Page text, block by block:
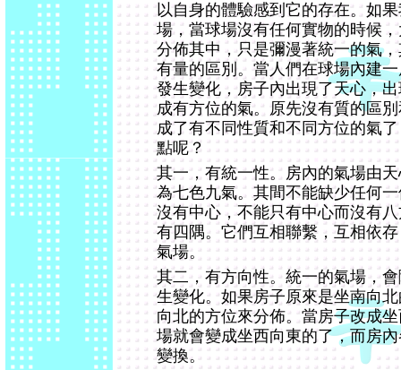
以自身的體驗感到它的存在。如
場，當球場沒有任何實物的時候
分佈其中，只是彌漫著統一的氣
有量的區別。當人們在球場內建
發生變化，房子內出現了天心，
成有方位的氣。原先沒有質的區
成了有不同性質和不同方位的氣
點呢？
其一，有統一性。房內的氣場由
為七色九氣。其間不能缺少任何
沒有中心，不能只有中心而沒有
有四隅。它們互相聯繫，互相依
氣場。
其二，有方向性。統一的氣場，
生變化。如果房子原來是坐南向
向北的方位來分佈。當房子改成
場就會變成坐西向東的了，而房
變換。